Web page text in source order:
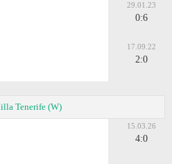
29.01.23
0:6
17.09.22
2:0
Tenerife (W)
15.03.26
4:0